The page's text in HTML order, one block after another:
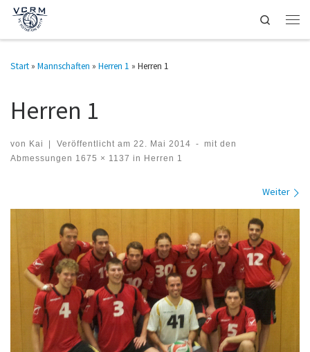
Zum Inhalt springen
Search
Start » Mannschaften » Herren 1 » Herren 1
Herren 1
von Kai | Veröffentlicht am 22. Mai 2014 -
mit den
Abmessungen 1675 × 1137 in Herren 1
Weiter